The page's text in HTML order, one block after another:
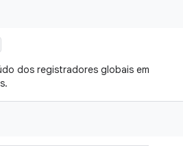
dos registradores globais em